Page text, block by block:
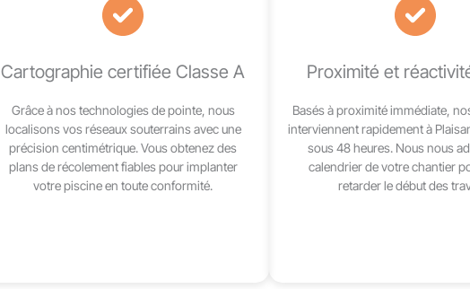
Cartographie certifiée Classe A
Grâce à nos technologies de pointe, nous
localisons vos réseaux souterrains avec une
précision centimétrique. Vous obtenez des
plans de récolement fiables pour implanter
votre piscine en toute conformité.
Proximité et
Basés à proximité immédiate,
interviennent rapidement à
sous 48 heures. Nous nous
calendrier de votre chantier
retarder le début des